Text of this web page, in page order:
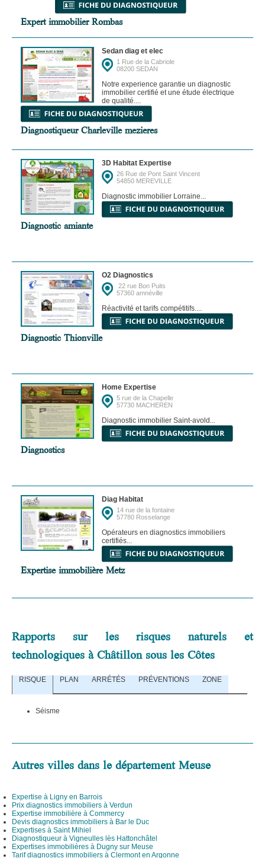
Expert immobilier Rombas
Sedan diag et elec
1 Rue de la Cabriole
08200 SEDAN
Notre experience garantie un diagnostic
immobilier certifié et une étude électrique
de qualité....
Diagnostiqueur Charleville mezieres
3D Habitat Expertise
26 Rue de Pont Saint Vincent
54850 MEREVILLE
Diagnostic immobilier Lorraine...
Diagnostic amiante
O2 Diagnostics
22 rue Bon Puits
57360 amnéville
Réactivité et tarifs compétitifs....
Diagnostic Thionville
Home Expertise
5 rue de la Chapelle
57730 MACHEREN
Diagnostic immobilier Saint-avold...
Diagnostics
Diag Habitat
14 rue de la fontaine
57780 Rosselange
Opérateurs en diagnostics immobiliers
certifiés...
Expertise immobilière Metz
Rapports sur les risques naturels et
technologiques à Châtillon sous les Côtes
RISQUE PLAN ARRÉTÉS PRÉVENTIONS ZONE
Séisme
Autres villes dans le département Meuse
Expertise à Ligny en Barrois
Prix diagnostics immobiliers à Verdun
Expertise immobilière à Commercy
Devis diagnostics immobiliers à Bar le Duc
Expertises à Saint Mihiel
Diagnostiqueur à Vigneulles lès Hattonchâtel
Expertises immobilières à Dugny sur Meuse
Tarif diagnostics immobiliers à Clermont en Argonne